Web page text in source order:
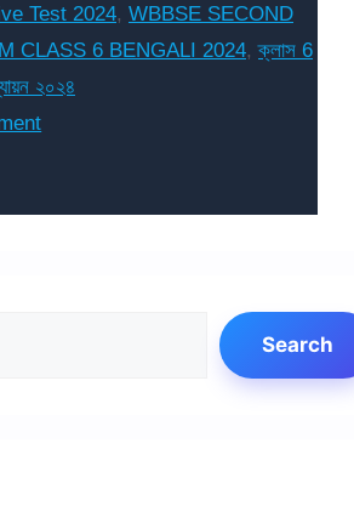
Test 2024, WBBSE SECOND
CLASS 6 BENGALI 2024,ক্লাস 6
২০২৪
Search